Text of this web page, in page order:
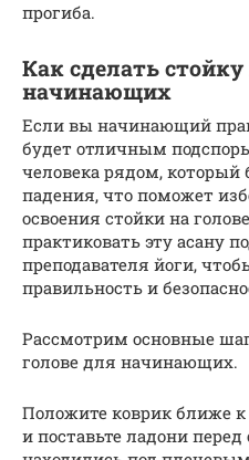
прогиба.
Как сделать
начинающих
Если вы начинающий
будет отличным
человека рядом, который
падения, что поможет
освоения стойки на
практиковать эту асану
преподавателя йоги,
правильность и
Рассмотрим основные
голове для начинающих.
Положите коврик ближе к
и поставьте ладони